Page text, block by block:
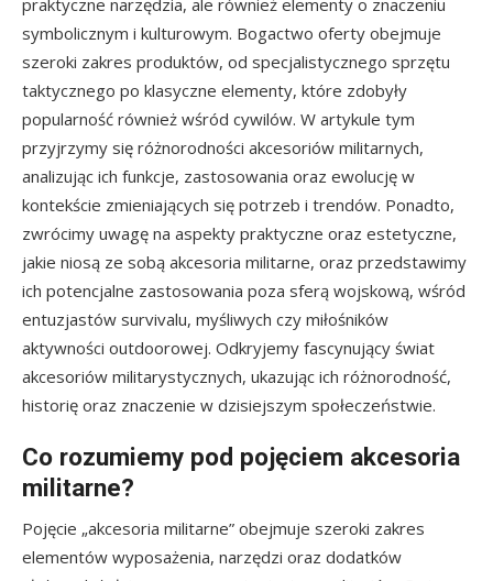
praktyczne narzędzia, ale również elementy o znaczeniu
symbolicznym i kulturowym. Bogactwo oferty obejmuje
szeroki zakres produktów, od specjalistycznego sprzętu
taktycznego po klasyczne elementy, które zdobyły
popularność również wśród cywilów. W artykule tym
przyjrzymy się różnorodności akcesoriów militarnych,
analizując ich funkcje, zastosowania oraz ewolucję w
kontekście zmieniających się potrzeb i trendów. Ponadto,
zwrócimy uwagę na aspekty praktyczne oraz estetyczne,
jakie niosą ze sobą akcesoria militarne, oraz przedstawimy
ich potencjalne zastosowania poza sferą wojskową, wśród
entuzjastów survivalu, myśliwych czy miłośników
aktywności outdoorowej. Odkryjemy fascynujący świat
akcesoriów militarystycznych, ukazując ich różnorodność,
historię oraz znaczenie w dzisiejszym społeczeństwie.
Co rozumiemy pod pojęciem akcesoria
militarne?
Pojęcie „akcesoria militarne” obejmuje szeroki zakres
elementów wyposażenia, narzędzi oraz dodatków